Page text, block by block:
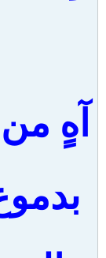
آهٍ